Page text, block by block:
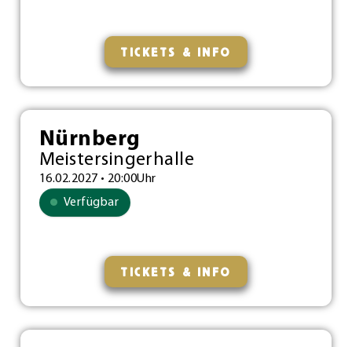
TICKETS & INFO
Nürnberg
Meistersingerhalle
16.02.2027 • 20:00Uhr
Verfügbar
TICKETS & INFO